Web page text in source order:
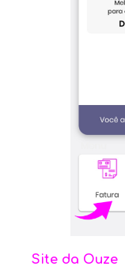
Site da Ouze